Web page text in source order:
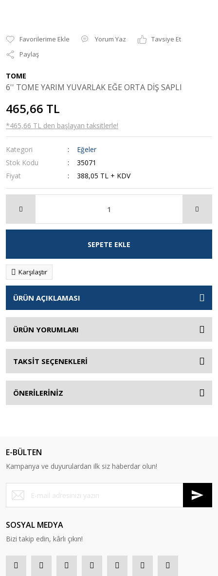
Yorum Yaz
Tavsiye Et
Paylaş
TOME
6'' TOME YARIM YUVARLAK EĞE ORTA DİŞ SAPLI
465,66 TL
*465,66 TL den başlayan taksitlerle!
Kategori
Eğeler
Stok Kodu
35071
Fiyat
388,05 TL + KDV
SEPETE EKLE
Karşılaştır
ÜRÜN AÇIKLAMASI
ÜRÜN YORUMLARI
TAKSİT SEÇENEKLERİ
ÖNERİLERİNİZ
E-BÜLTEN
Kampanya ve duyurulardan ilk siz haberdar olun!
SOSYAL MEDYA
Bizi takip edin, kârlı çıkın!